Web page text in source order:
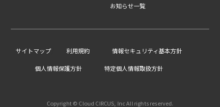
お知らせ一覧
サイトマップ 利用規約 情報セキュリティ基本方針
個人情報保護方針 特定個人情報取扱方針
Copyright © Cloud CIRCUS, Inc All rights reserved.